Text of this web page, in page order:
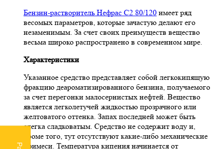
Бензин-растворитель Нефрас С2 80/120 имеет ряд
весомых параметров, которые зачастую делают его
незаменимым. За счет своих преимуществ вещество
весьма широко распространено в современном мире.
Характеристики
Указанное средство представляет собой легкокипящую
фракцию деароматизированного бензина, получаемого
за счет перегонки малосернистых нефтей. Вещество
является легколетучей жидкостью прозрачного или
желтоватого оттенка. Запах последней может быть
слегка сладковатым. Средство не содержит воду и,
кроме того, тут отсутствуют какие-либо механические
примеси. Температура кипения начинается от